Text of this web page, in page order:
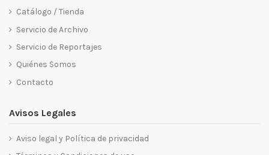
Catálogo / Tienda
Servicio de Archivo
Servicio de Reportajes
Quiénes Somos
Contacto
Avisos Legales
Aviso legal y Política de privacidad